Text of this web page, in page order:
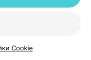
Профиль
дозы. Также
или
в
Cookie